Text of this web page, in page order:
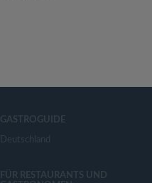
GASTROGUIDE
Deutschland
FÜR RESTAURANTS UND